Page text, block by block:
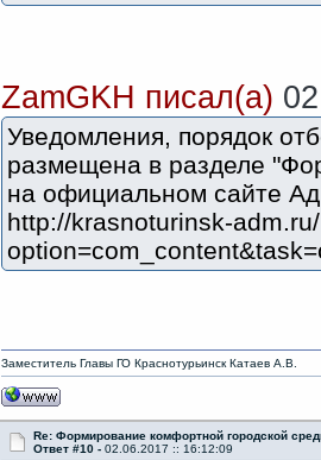
ZamGKH писал(а)
Уведомления, порядок
размещена в разделе
на официальном сайте
http://krasnoturinsk-
Заместитель Главы ГО Краснотурьинск Катаев А.В.
Re: Формирование комфортной городской
Ответ #10 - 02.06.2017 :: 16:12:09